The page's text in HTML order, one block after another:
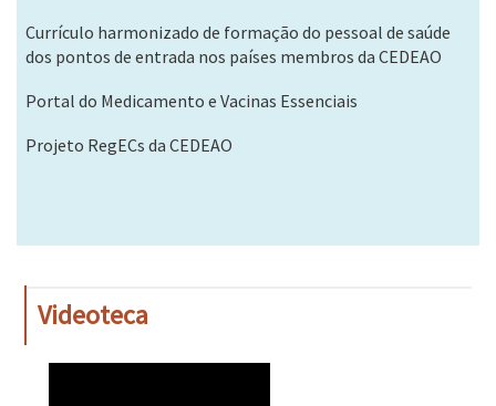
Currículo harmonizado de formação do pessoal de saúde
dos pontos de entrada nos países membros da CEDEAO
Portal do Medicamento e Vacinas Essenciais
Projeto RegECs da CEDEAO
Videoteca